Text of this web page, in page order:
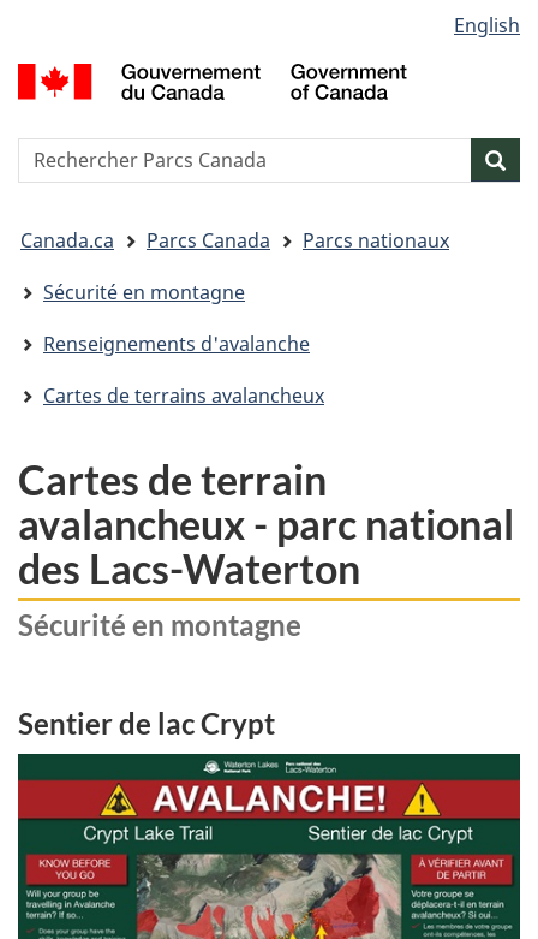
au
contenu
« Au
du
la
HTML
de
la
langue
English
Reserche
êtes
ici&nbsp;:
Canada.ca Parcs Canada
Parcs nationaux
Sécurité en montagne
Renseignements d'avalanche
Cartes de terrains avalancheux
Cartes de terrain
avalancheux - parc national
des Lacs-Waterton
Sécurité en montagne
Sentier de lac Crypt